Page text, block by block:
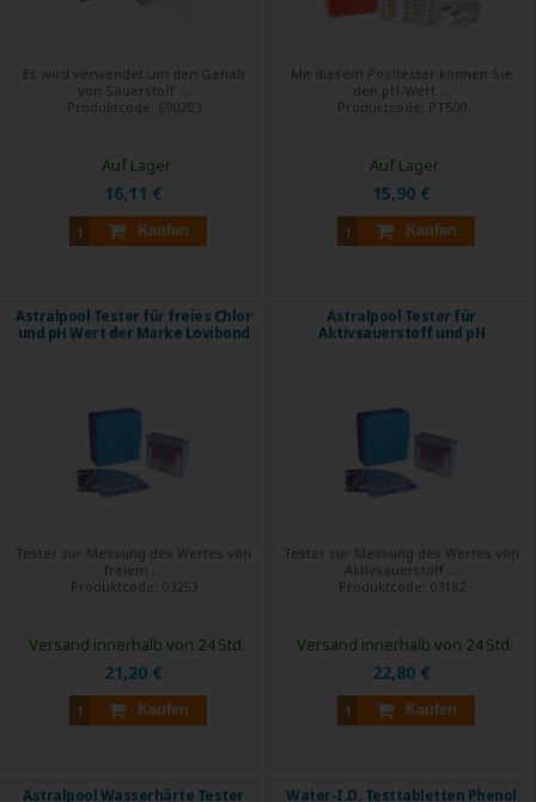
Es wird verwendet um den Gehalt
von Sauerstoff ...
Produktcode: 690203
16,11 €
Kaufen
Auf Lager
Mit diesem Pooltester können Sie
den pH-Wert ...
Produktcode: PT500
15,90 €
Kaufen
Auf Lager
Astralpool Tester für freies Chlor
und pH Wert der Marke Lovibond
Tester zur Messung des Wertes von
freiem ...
Produktcode: 03253
21,20 €
Kaufen
Versand innerhalb von 24 Std.
Astralpool Tester für
Aktivsauerstoff und pH
Tester zur Messung des Wertes von
Aktivsauerstoff ...
Produktcode: 03182
22,80 €
Kaufen
Versand innerhalb von 24 Std.
Astralpool Wasserhärte Tester Water-I.D. Testtabletten Phenol